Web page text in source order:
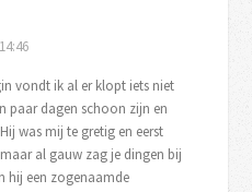
vondt ik al er klopt iets niet
paar dagen schoon zijn en
was mij te gretig en eerst
al gauw zag je dingen bij
hij een zogenaamde